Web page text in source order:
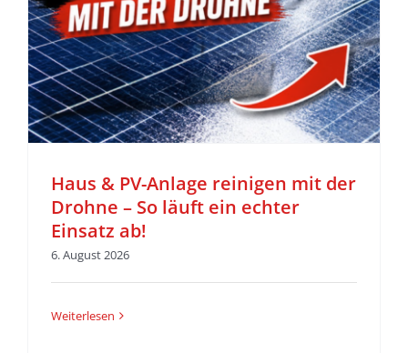
Haus & PV-Anlage reinigen mit der
Drohne – So läuft ein echter
Einsatz ab!
6. August 2026
Weiterlesen